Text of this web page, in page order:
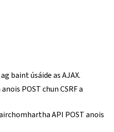
baint úsáide as AJAX.
POST chun CSRF a
API POST anois